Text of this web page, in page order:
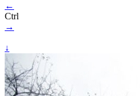
←
Ctrl
→
↓